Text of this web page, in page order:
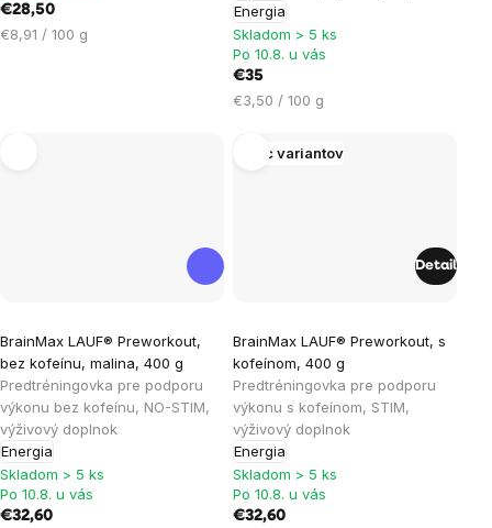
z
5
€28,50
Jednotková
€8,91 / 100 g
Energia
z
5
hviezdičiek.
Skladom > 5 ks
Po 10.8. u vás
€35
Jednotková
€3,50 / 100 g
BrainMax LAUF® Preworkout,
bez kofeínu, malina, 400 g
Predtréningovka pre podporu
výkonu bez kofeínu, NO-STIM,
výživový doplnok
Energia
Skladom > 5 ks
Po 10.8. u vás
€32,60
Viac variantov
BrainMax LAUF® Preworkout, s
kofeínom, 400 g
Predtréningovka pre podporu
výkonu s kofeínom, STIM,
výživový doplnok
Energia
hodnotenie
produktu
je
3,5
z
5
hviezdičiek.
Skladom > 5 ks
Po 10.8. u vás
€32,60
Detail